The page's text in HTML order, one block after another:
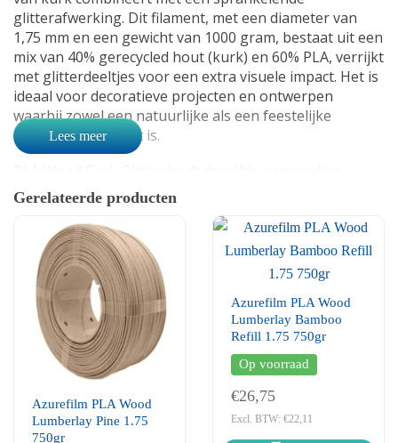
glitterafwerking. Dit filament, met een diameter van
1,75 mm en een gewicht van 1000 gram, bestaat uit een
mix van 40% gerecycled hout (kurk) en 60% PLA, verrijkt
met glitterdeeltjes voor een extra visuele impact. Het is
ideaal voor decoratieve projecten en ontwerpen
waarbij zowel een natuurlijke als een feestelijke
uitstraling gewenst is.
printbaarheid als standaard PLA, maar met een
houtachtige afwerking en een vleugje glitter. De kurk-
en glitterdeeltjes maken je prints sterk, licht en visueel
aantrekkelijk. Let wel op dat de glitterdeeltjes licht
schurend kunnen zijn voor je nozzle, dus we raden aan
om een nozzle van minimaal 0,6 mm te gebruiken.
Belangrijkste kenmerken:
- Materiaal: PLA Wood (40% gerecycled hout, 60% PLA)
met glitters
- Diameter: 1,75 mm
- Gewicht: 750 gram
- Printtemperatuur: 200-230°C
Lees meer
Gerelateerde producten
Azurefilm PLA Wood
Lumberlay Pine 1.75
750gr
Azurefilm PLA Wood
Lumberlay Bamboo
Refill 1.75 750gr
Op voorraad
€26,75
Excl. BTW: €22,11